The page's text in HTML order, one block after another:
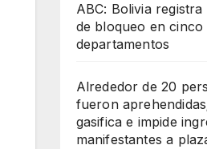
ABC: Bolivia
de bloqueo en cinco
departamentos
Alrededor de 20
fueron
gasifica e impide
manifestantes a